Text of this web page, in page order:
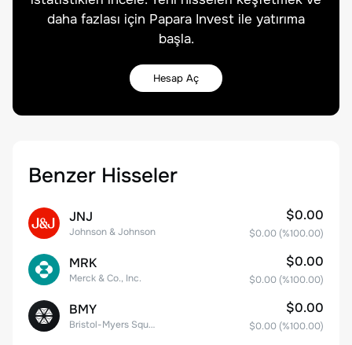
daha fazlası için Papara Invest ile yatırıma
başla.
Hesap Aç
Benzer Hisseler
JNJ
Johnson & Johnson
$0.00
$0.00 (%100.00)
MRK
Merck & Co., Inc.
$0.00
$0.00 (%100.00)
BMY
Bristol-Myers Squibb Co.
$0.00
$0.00 (%100.00)